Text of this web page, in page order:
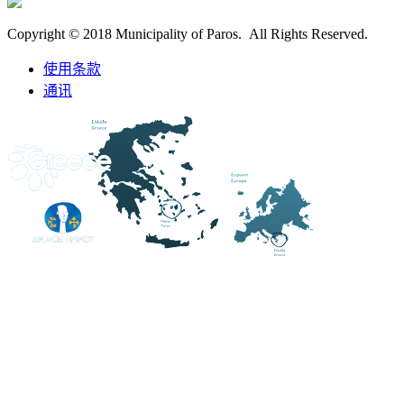
Copyright © 2018 Municipality of Paros. All Rights Reserved.
使用条款
通讯